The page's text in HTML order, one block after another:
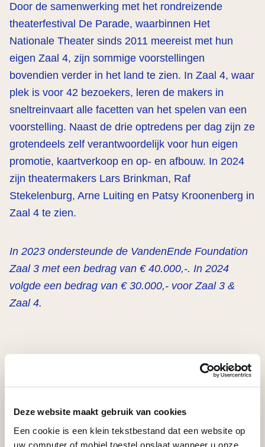
Deze website maakt gebruik van cookies
Een cookie is een klein tekstbestand dat een website op
uw computer of mobiel toestel opslaat wanneer u onze
Door de samenwerking met het rondreizende
theaterfestival De Parade, waarbinnen Het
Nationale Theater sinds 2011 meereist met hun
eigen Zaal 4, zijn sommige voorstellingen
bovendien verder in het land te zien. In Zaal 4, waar
plek is voor 42 bezoekers, leren de makers in
sneltreinvaart alle facetten van het spelen van een
voorstelling. Naast de drie optredens per dag zijn ze
grotendeels zelf verantwoordelijk voor hun eigen
promotie, kaartverkoop en op- en afbouw. In 2024
zijn theatermakers Lars Brinkman, Raf
Stekelenburg, Arne Luiting en Patsy Kroonenberg in
Zaal 4 te zien.
In 2023 ondersteunde de VandenEnde Foundation
Zaal 3 met een bedrag van € 40.000,-. In 2024
volgde een bedrag van € 30.000,- voor Zaal 3 &
Zaal 4.
…